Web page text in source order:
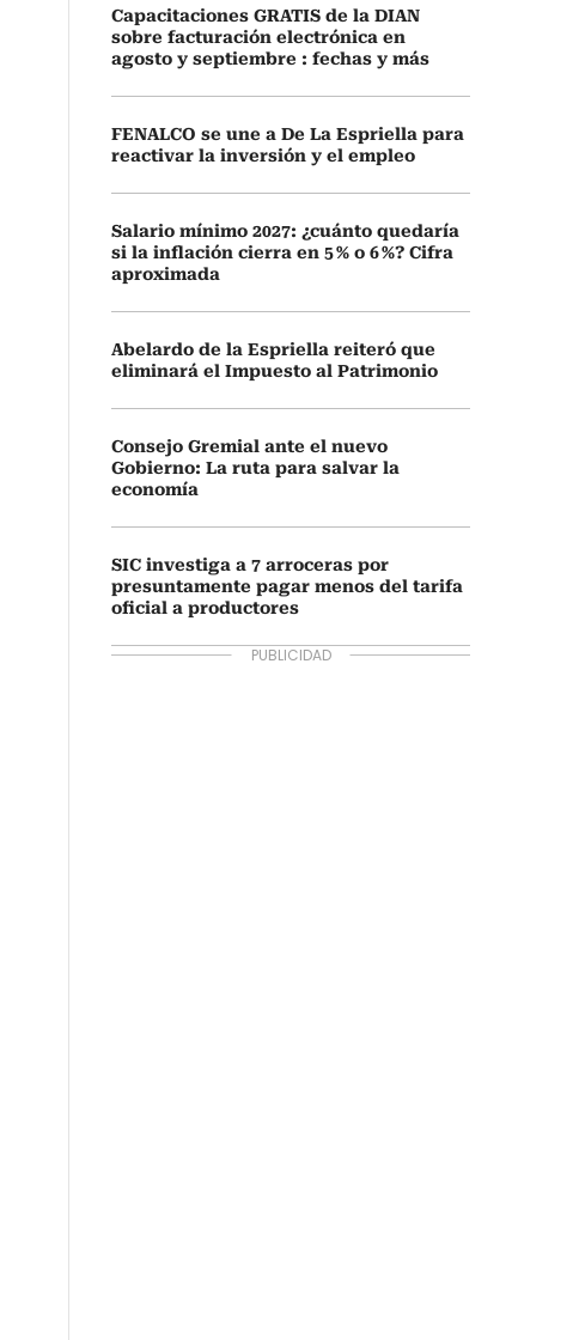
Capacitaciones GRATIS de la DIAN
sobre facturación electrónica en
agosto y septiembre : fechas y más
FENALCO se une a De La Espriella para
reactivar la inversión y el empleo
Salario mínimo 2027: ¿cuánto quedaría
si la inflación cierra en 5 % o 6 %? Cifra
aproximada
Abelardo de la Espriella reiteró que
eliminará el Impuesto al Patrimonio
Consejo Gremial ante el nuevo
Gobierno: La ruta para salvar la
economía
SIC investiga a 7 arroceras por
presuntamente pagar menos del tarifa
oficial a productores